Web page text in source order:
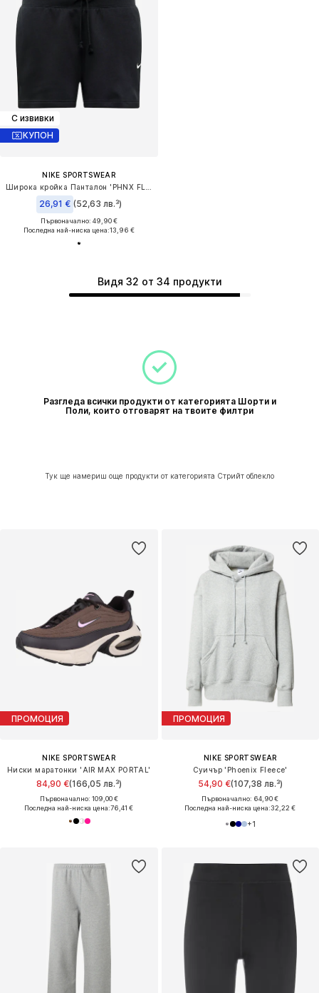
С извивки
КУПОН
NIKE SPORTSWEAR
26,91 € (52,63 лв.³)
Първоначално: 49,90 €
Последна най-ниска цена:13,96 €
Видя 32 от 34 продукти
Разгледа всички продукти от категорията Шорти и
Поли, които отговарят на твоите филтри
Тук ще намериш още продукти от категорията Стрийт облекло
ПРОМОЦИЯ
NIKE SPORTSWEAR
Ниски маратонки 'AIR MAX PORTAL'
84,90 €(166,05 лв.³)
Първоначално: 109,00 €
Последна най-ниска цена:76,41 €
ПРОМОЦИЯ
NIKE SPORTSWEAR
Суичър 'Phoenix Fleece'
54,90 €(107,38 лв.³)
Първоначално: 64,90 €
Последна най-ниска цена:32,22 €
+1